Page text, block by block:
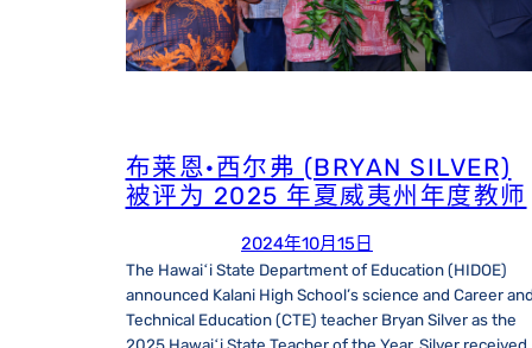
布莱恩·西尔弗 (BRYAN SILVER)
被评为 2025 年夏威夷州年度教师
2024年10月15日
The Hawaiʻi State Department of Education (HIDOE)
announced Kalani High School’s science and Career
Technical Education (CTE) teacher Bryan Silver as the